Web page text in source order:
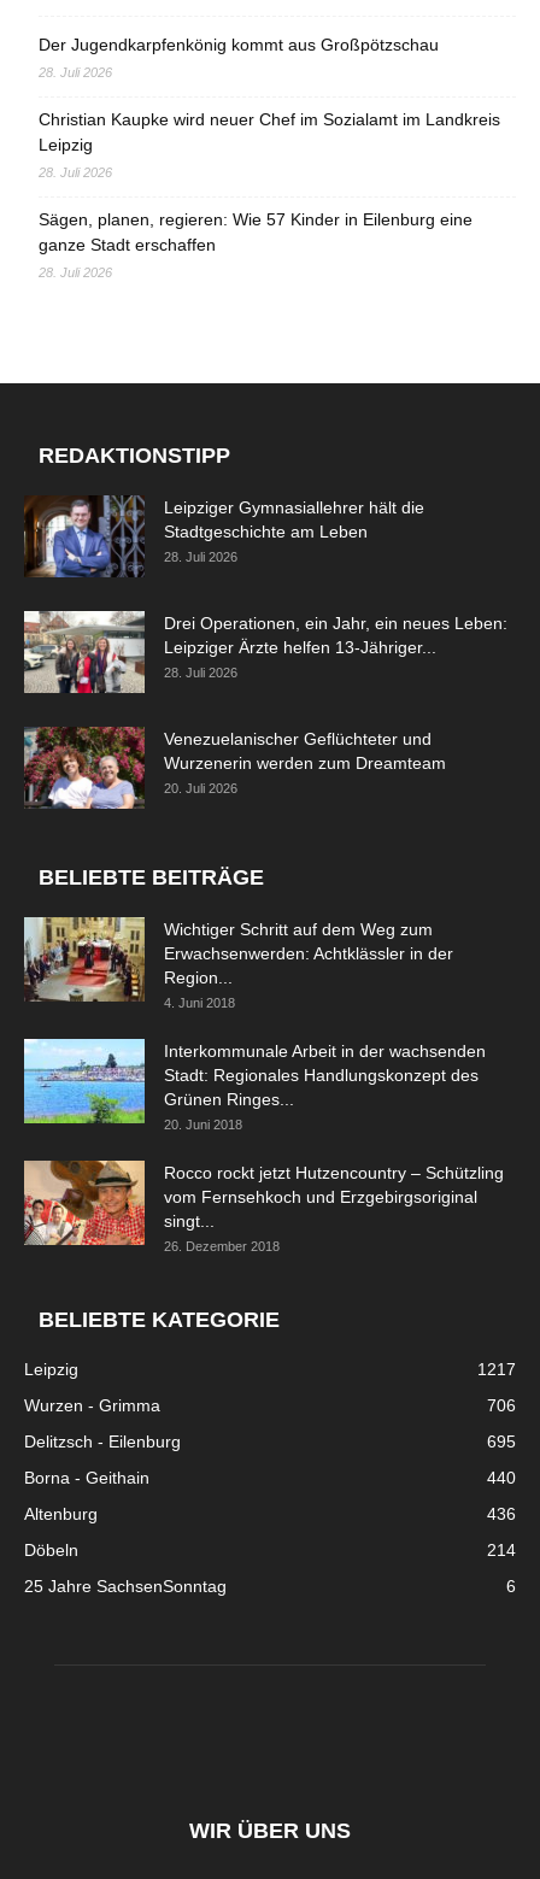
Der Jugendkarpfenkönig kommt aus Großpötzschau
28. Juli 2026
Christian Kaupke wird neuer Chef im Sozialamt im Landkreis
Leipzig
28. Juli 2026
Sägen, planen, regieren: Wie 57 Kinder in Eilenburg eine
ganze Stadt erschaffen
28. Juli 2026
REDAKTIONSTIPP
Leipziger Gymnasiallehrer hält die
Stadtgeschichte am Leben
28. Juli 2026
Drei Operationen, ein Jahr, ein neues Leben:
Leipziger Ärzte helfen 13-Jähriger...
28. Juli 2026
Venezuelanischer Geflüchteter und
Wurzenerin werden zum Dreamteam
20. Juli 2026
BELIEBTE BEITRÄGE
Wichtiger Schritt auf dem Weg zum
Erwachsenwerden: Achtklässler in der
Region...
4. Juni 2018
Interkommunale Arbeit in der wachsenden
Stadt: Regionales Handlungskonzept des
Grünen Ringes...
20. Juni 2018
Rocco rockt jetzt Hutzencountry – Schützling
vom Fernsehkoch und Erzgebirgsoriginal
singt...
26. Dezember 2018
BELIEBTE KATEGORIE
Leipzig
1217
Wurzen - Grimma
706
Delitzsch - Eilenburg
695
Borna - Geithain
440
Altenburg
436
Döbeln
214
25 Jahre SachsenSonntag
6
WIR ÜBER UNS